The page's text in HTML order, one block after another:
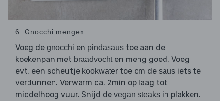
6. Gnocchi mengen
Voeg de gnocchi en pindasaus toe aan de
koekenpan met braadvochten meng goed. Voeg
evt. een scheutje kookwater toe om de saus iets te
verdunnen. Verwarm ca. 2min op laag tot
middelhoog vuur. Snijd de vegan steaks in plakken.